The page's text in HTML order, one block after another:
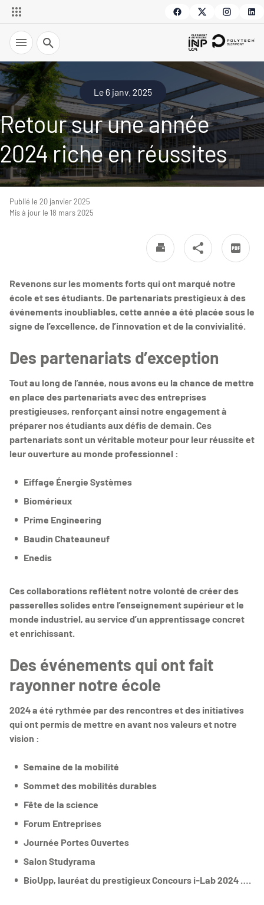
Recherche
Le 6 janv. 2025
Retour sur une année
2024 riche en réussites
Publié le 20 janvier 2025
Mis à jour le 18 mars 2025
Revenons sur les moments forts qui ont marqué notre
école et ses étudiants. De partenariats prestigieux à des
événements inoubliables, cette année a été placée sous le
signe de l’excellence, de l’innovation et de la convivialité.
Des partenariats d’exception
Tout au long de l’année, nous avons eu la chance de mettre
en place des partenariats avec des entreprises
prestigieuses, renforçant ainsi notre engagement à
préparer nos étudiants aux défis de demain. Ces
partenariats sont un véritable moteur pour leur réussite et
leur ouverture au monde professionnel :
Eiffage Énergie Systèmes
Biomérieux
Prime Engineering
Baudin Chateauneuf
Enedis
Ces collaborations reflètent notre volonté de créer des
passerelles solides entre l’enseignement supérieur et le
monde industriel, au service d’un apprentissage concret
et enrichissant.
Des événements qui ont fait
rayonner notre école
2024 a été rythmée par des rencontres et des initiatives
qui ont permis de mettre en avant nos valeurs et notre
vision :
Semaine de la mobilité
Sommet des mobilités durables
Fête de la science
Forum Entreprises
Journée Portes Ouvertes
Salon Studyrama
BioUpp, lauréat du prestigieux Concours i-Lab 2024 ….